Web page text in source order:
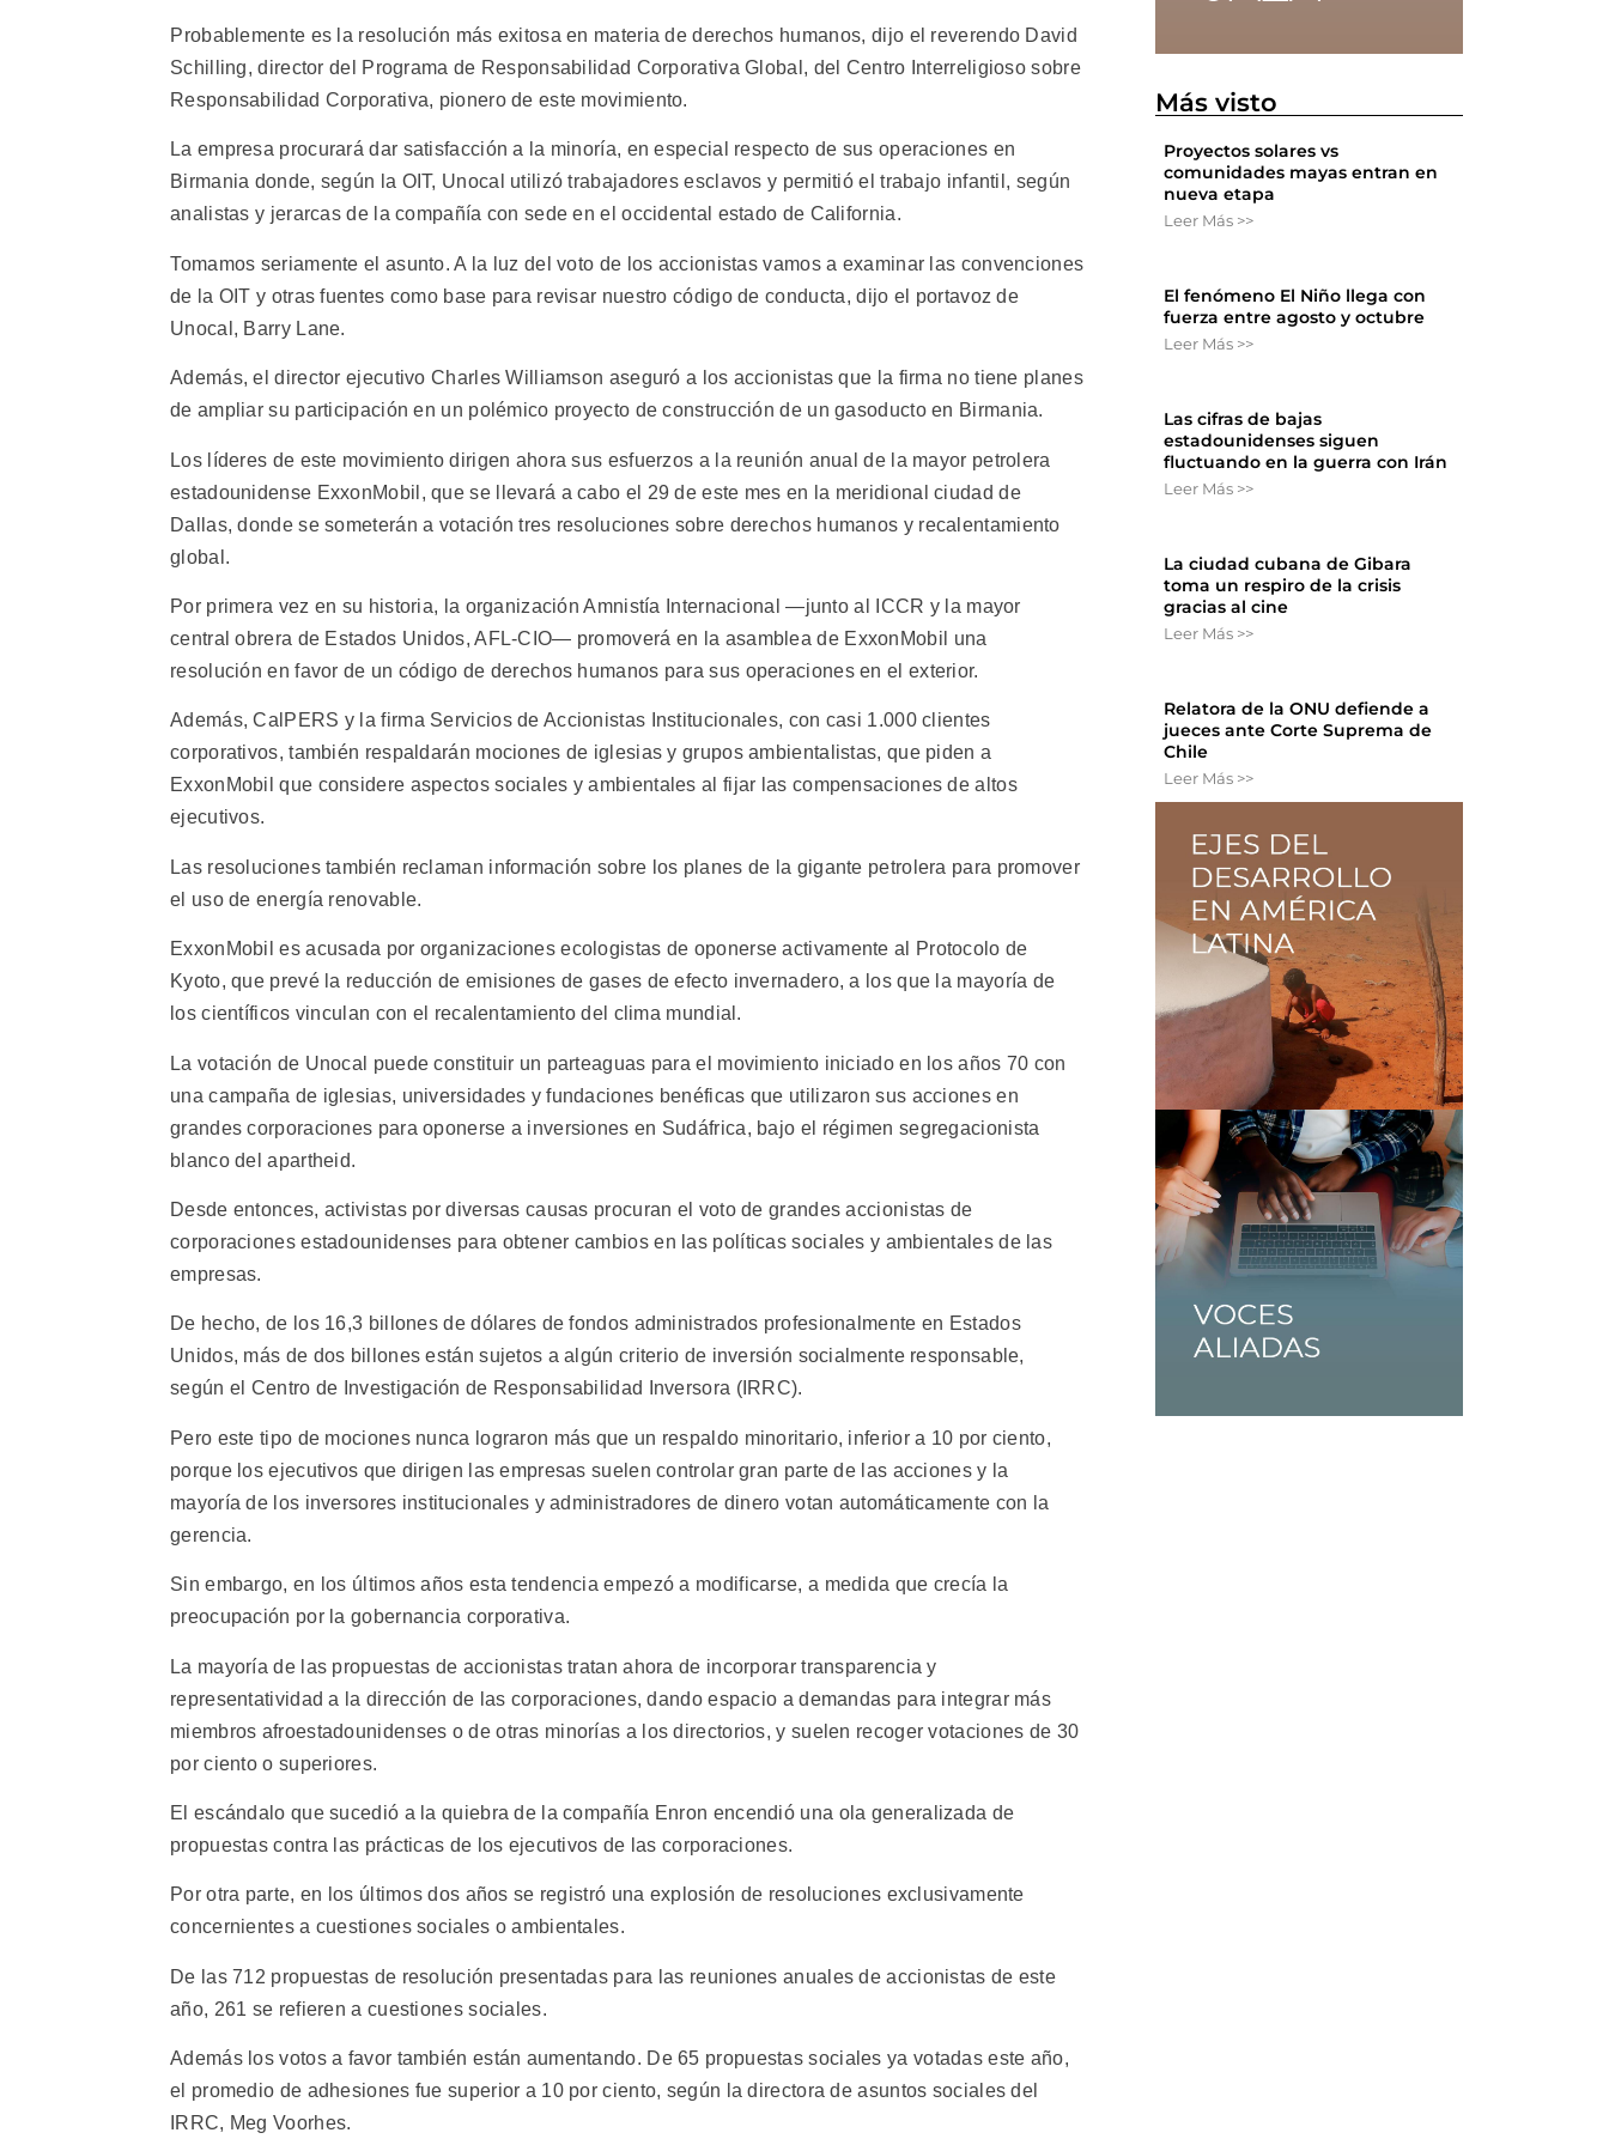
Probablemente es la resolución más exitosa en materia de derechos humanos, dijo el reverendo David
Schilling, director del Programa de Responsabilidad Corporativa Global, del Centro Interreligioso sobre
Responsabilidad Corporativa, pionero de este movimiento.
La empresa procurará dar satisfacción a la minoría, en especial respecto de sus operaciones en
Birmania donde, según la OIT, Unocal utilizó trabajadores esclavos y permitió el trabajo infantil, según
analistas y jerarcas de la compañía con sede en el occidental estado de California.
Tomamos seriamente el asunto. A la luz del voto de los accionistas vamos a examinar las convenciones
de la OIT y otras fuentes como base para revisar nuestro código de conducta, dijo el portavoz de
Unocal, Barry Lane.
Además, el director ejecutivo Charles Williamson aseguró a los accionistas que la firma no tiene planes
de ampliar su participación en un polémico proyecto de construcción de un gasoducto en Birmania.
Los líderes de este movimiento dirigen ahora sus esfuerzos a la reunión anual de la mayor petrolera
estadounidense ExxonMobil, que se llevará a cabo el 29 de este mes en la meridional ciudad de
Dallas, donde se someterán a votación tres resoluciones sobre derechos humanos y recalentamiento
global.
Por primera vez en su historia, la organización Amnistía Internacional —junto al ICCR y la mayor
central obrera de Estados Unidos, AFL-CIO— promoverá en la asamblea de ExxonMobil una
resolución en favor de un código de derechos humanos para sus operaciones en el exterior.
Además, CalPERS y la firma Servicios de Accionistas Institucionales, con casi 1.000 clientes
corporativos, también respaldarán mociones de iglesias y grupos ambientalistas, que piden a
ExxonMobil que considere aspectos sociales y ambientales al fijar las compensaciones de altos
ejecutivos.
Las resoluciones también reclaman información sobre los planes de la gigante petrolera para promover
el uso de energía renovable.
ExxonMobil es acusada por organizaciones ecologistas de oponerse activamente al Protocolo de
Kyoto, que prevé la reducción de emisiones de gases de efecto invernadero, a los que la mayoría de
los científicos vinculan con el recalentamiento del clima mundial.
La votación de Unocal puede constituir un parteaguas para el movimiento iniciado en los años 70 con
una campaña de iglesias, universidades y fundaciones benéficas que utilizaron sus acciones en
grandes corporaciones para oponerse a inversiones en Sudáfrica, bajo el régimen segregacionista
blanco del apartheid.
Desde entonces, activistas por diversas causas procuran el voto de grandes accionistas de
corporaciones estadounidenses para obtener cambios en las políticas sociales y ambientales de las
empresas.
De hecho, de los 16,3 billones de dólares de fondos administrados profesionalmente en Estados
Unidos, más de dos billones están sujetos a algún criterio de inversión socialmente responsable,
según el Centro de Investigación de Responsabilidad Inversora (IRRC).
Pero este tipo de mociones nunca lograron más que un respaldo minoritario, inferior a 10 por ciento,
porque los ejecutivos que dirigen las empresas suelen controlar gran parte de las acciones y la
mayoría de los inversores institucionales y administradores de dinero votan automáticamente con la
gerencia.
Sin embargo, en los últimos años esta tendencia empezó a modificarse, a medida que crecía la
preocupación por la gobernancia corporativa.
La mayoría de las propuestas de accionistas tratan ahora de incorporar transparencia y
representatividad a la dirección de las corporaciones, dando espacio a demandas para integrar más
miembros afroestadounidenses o de otras minorías a los directorios, y suelen recoger votaciones de 30
por ciento o superiores.
El escándalo que sucedió a la quiebra de la compañía Enron encendió una ola generalizada de
propuestas contra las prácticas de los ejecutivos de las corporaciones.
Por otra parte, en los últimos dos años se registró una explosión de resoluciones exclusivamente
concernientes a cuestiones sociales o ambientales.
De las 712 propuestas de resolución presentadas para las reuniones anuales de accionistas de este
año, 261 se refieren a cuestiones sociales.
Además los votos a favor también están aumentando. De 65 propuestas sociales ya votadas este año,
el promedio de adhesiones fue superior a 10 por ciento, según la directora de asuntos sociales del
IRRC, Meg Voorhes.
Más visto
Proyectos solares vs
comunidades mayas entran en
nueva etapa
Leer Más >>
El fenómeno El Niño llega con
fuerza entre agosto y octubre
Leer Más >>
Las cifras de bajas
estadounidenses siguen
fluctuando en la guerra con Irán
Leer Más >>
La ciudad cubana de Gibara
toma un respiro de la crisis
gracias al cine
Leer Más >>
Relatora de la ONU defiende a
jueces ante Corte Suprema de
Chile
Leer Más >>